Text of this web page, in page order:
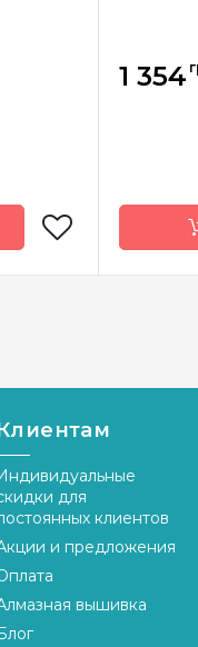
см *3 шт
№ 27
Zweigart
1 354
для
клиентов
и предложения
вышивка